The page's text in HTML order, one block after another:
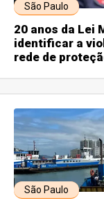
São Paulo
20 anos da Lei
identificar a
rede de
São Paulo